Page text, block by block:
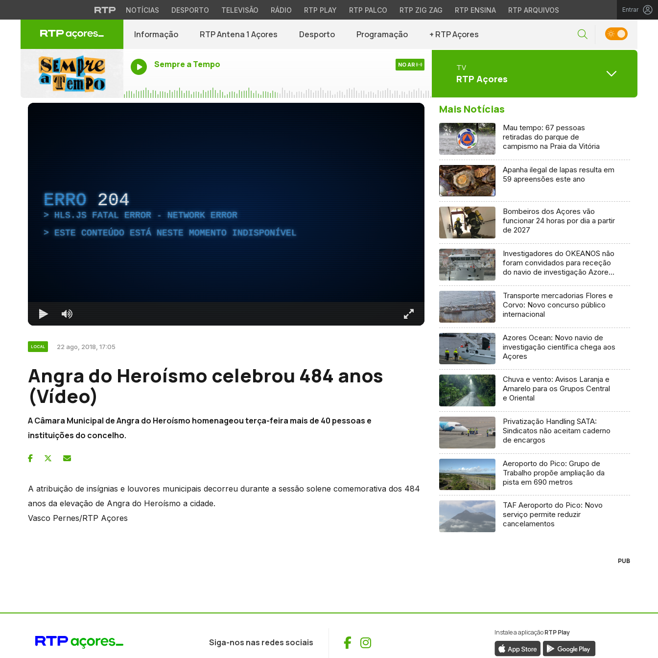
NOTÍCIAS DESPORTO TELEVISÃO RÁDIO RTP PLAY RTP PALCO RTP ZIG ZAG RTP ENSINA RTP ARQUIVOS Entrar
Informação RTP Antena 1 Açores Desporto Programação + RTP Açores
Sempre a Tempo NO AR TV
RTP Açores
ERRO 204
HLS.JS FATAL ERROR - NETWORK ERROR
ESTE CONTEÚDO ESTÁ NESTE MOMENTO INDISPONÍVEL
LOCAL 22 ago, 2018, 17:05
Angra do Heroísmo celebrou 484 anos
(Vídeo)
A Câmara Municipal de Angra do Heroísmo homenageou terça-feira mais de 40 pessoas e
instituições do concelho.
A atribuição de insígnias e louvores municipais decorreu durante a sessão solene comemorativa dos 484
anos da elevação de Angra do Heroísmo a cidade.
Vasco Pernes/RTP Açores
Mais Notícias
Mau tempo: 67 pessoas
retiradas do parque de
campismo na Praia da Vitória
Apanha ilegal de lapas resulta em
59 apreensões este ano
Bombeiros dos Açores vão
funcionar 24 horas por dia a partir
de 2027
Investigadores do OKEANOS não
foram convidados para receção
do navio de investigação Azores
Transporte mercadorias Flores e
Corvo: Novo concurso público
internacional
Azores Ocean: Novo navio de
investigação científica chega aos
Açores
Chuva e vento: Avisos Laranja e
Amarelo para os Grupos Central
e Oriental
Privatização Handling SATA:
Sindicatos não aceitam caderno
de encargos
Aeroporto do Pico: Grupo de
Trabalho propõe ampliação da
pista em 690 metros
TAF Aeroporto do Pico: Novo
serviço permite reduzir
cancelamentos
PUB
Siga-nos nas redes sociais Facebook
Instagram
Instale a aplicaçãoRTP Play